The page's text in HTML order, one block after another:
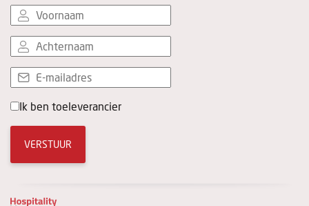
Ik ben toeleverancier
VERSTUUR